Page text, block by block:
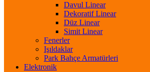
Davul Linear
Dekoratif Linear
Düz Linear
Simit Linear
Fenerler
Işıldaklar
Park Bahçe Armatürleri
Elektronik